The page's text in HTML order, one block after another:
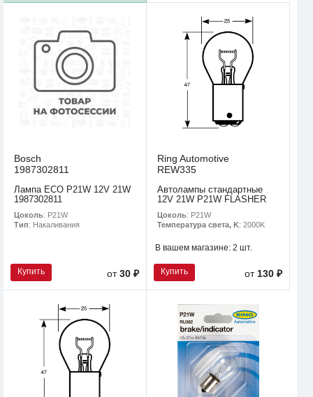
Bosch
1987302811
Лампа ECO P21W 12V 21W
1987302811
Цоколь: P21W
Тип: Накаливания
Купить от30 ₽
Ring Automotive
REW335
Автолампы стандартные
12V 21W P21W FLASHER
Цоколь: P21W
Температура света, K: 2000K
В вашем магазине: 2 шт.
Купить от 130 ₽